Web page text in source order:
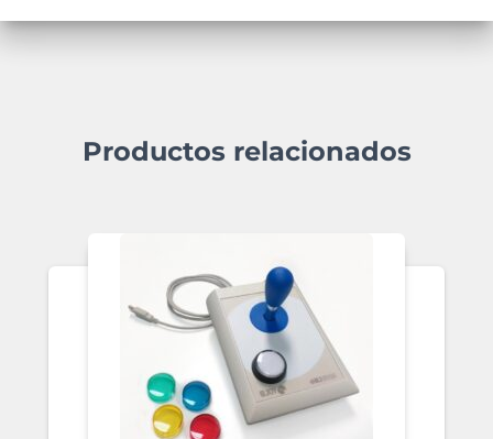
Productos relacionados